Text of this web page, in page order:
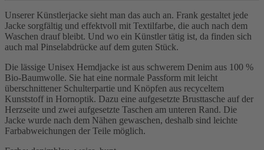
Unserer Künstlerjacke sieht man das auch an. Frank gestaltet jede
Jacke sorgfältig und effektvoll mit Textilfarbe, die auch nach dem
Waschen drauf bleibt. Und wo ein Künstler tätig ist, da finden sich
auch mal Pinselabdrücke auf dem guten Stück.
Die lässige Unisex Hemdjacke ist aus schwerem Denim aus 100 %
Bio-Baumwolle. Sie hat eine normale Passform mit leicht
überschnittener Schulterpartie und Knöpfen aus recyceltem
Kunststoff in Hornoptik. Dazu eine aufgesetzte Brusttasche auf der
Herzseite und zwei aufgesetzte Taschen am unteren Rand. Die
Jacke wurde nach dem Nähen gewaschen, deshalb sind leichte
Farbabweichungen der Teile möglich.